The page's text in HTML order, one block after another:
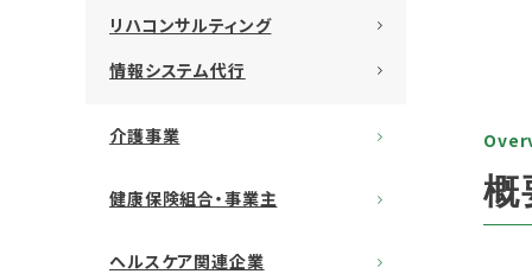
リハコンサルティング
情報システム代行
介護事業
健康保険組合・事業主
ヘルスケア関連企業
概